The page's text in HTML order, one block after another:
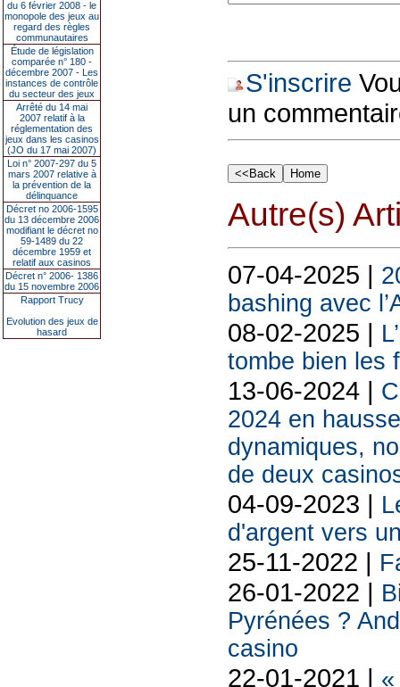
du 6 février 2008 - le
monopole des jeux au
regard des règles
communautaires
Étude de législation
comparée n° 180 -
décembre 2007 - Les
instances de contrôle
du secteur des jeux
Arrêté du 14 mai
2007 relatif à la
réglementation des
jeux dans les casinos
(JO du 17 mai 2007)
Loi n° 2007-297 du 5
mars 2007 relative à
la prévention de la
délinquance
Décret no 2006-1595
du 13 décembre 2006
modifiant le décret no
59-1489 du 22
décembre 1959 et
relatif aux casinos
Décret n° 2006- 1386
du 15 novembre 2006
Rapport Trucy
Evolution des jeux de
hasard
S'inscrire
un
Autre(s)
07-04-2025 |
bashing avec
08-02-2025 |
tombe bien les
13-06-2024 |
2024 en
dynamiques,
de deux
04-09-2023 |
d'argent vers
25-11-2022 |
26-01-2022 |
Pyrénées ?
casino
22-01-2021 |